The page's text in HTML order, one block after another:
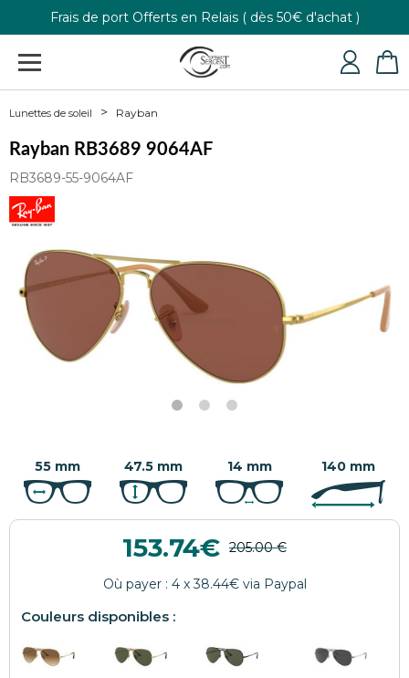
Frais de port Offerts en Relais ( dès 50€ d'achat )
Retour gratuit
+33 4 79 24 76 84
Lunettes de soleil Rayban
Rayban RB3689 9064AF
RB3689-55-9064AF
55 mm 47.5 mm 14 mm 140 mm
153.74